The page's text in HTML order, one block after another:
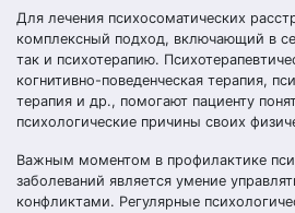
Для лечения психосоматических
комплексный подход, включающий в
так и психотерапию.
когнитивно-поведенческая терапия,
терапия и др., помогают пациенту
психологические причины своих
Важным моментом в профилактике
заболеваний является умение
конфликтами. Регулярные